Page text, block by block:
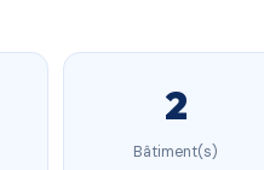
2
Bâtiment(s)